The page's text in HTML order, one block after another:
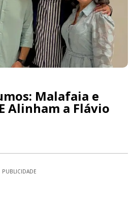
Malafaia e
Alinham a Flávio
PUBLICIDADE